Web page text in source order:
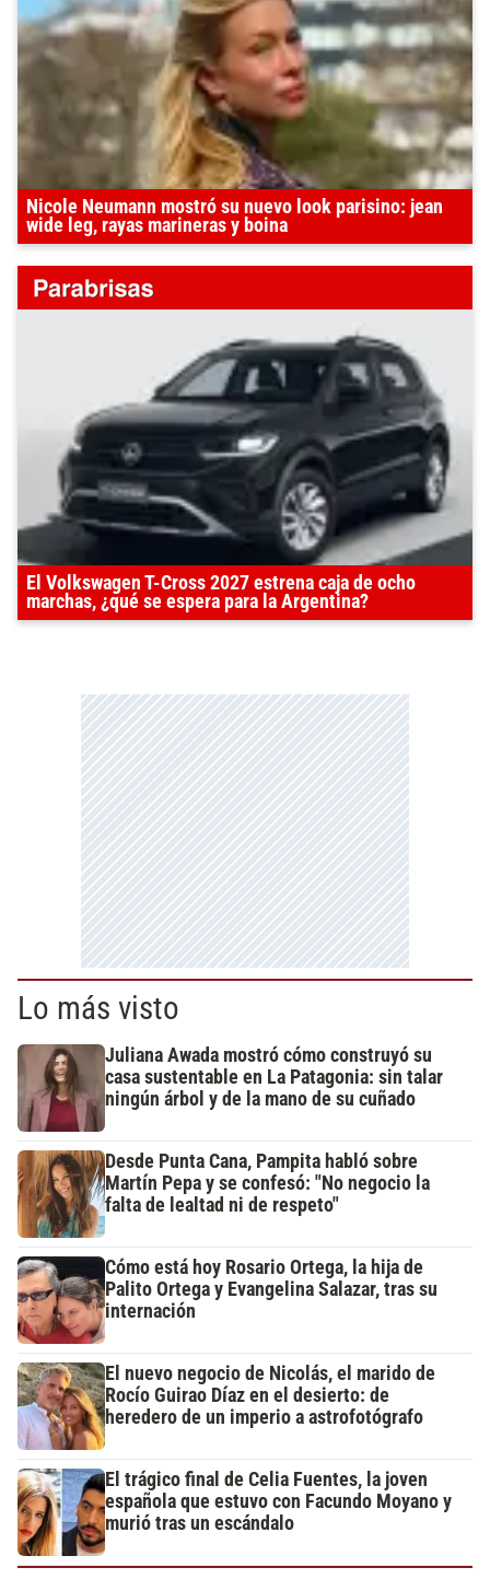
Nicole Neumann mostró su nuevo look parisino: jean
wide leg, rayas marineras y boina
El Volkswagen T-Cross 2027 estrena caja de ocho
marchas, ¿qué se espera para la Argentina?
Lo más visto
Juliana Awada mostró cómo construyó su
casa sustentable en La Patagonia: sin talar
ningún árbol y de la mano de su cuñado
Desde Punta Cana, Pampita habló sobre
Martín Pepa y se confesó: "No negocio la
falta de lealtad ni de respeto"
Cómo está hoy Rosario Ortega, la hija de
Palito Ortega y Evangelina Salazar, tras su
internación
El nuevo negocio de Nicolás, el marido de
Rocío Guirao Díaz en el desierto: de
heredero de un imperio a astrofotógrafo
El trágico final de Celia Fuentes, la joven
española que estuvo con Facundo Moyano y
murió tras un escándalo